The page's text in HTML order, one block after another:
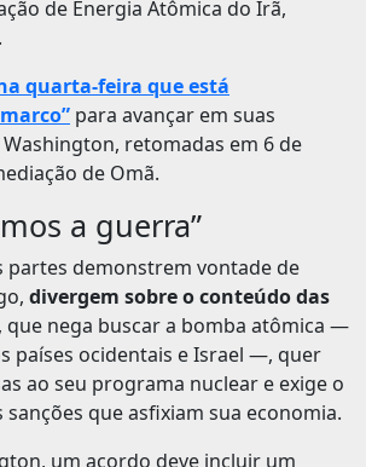
de Energia Atômica do Irã,
quarta-feira que está
para avançar em suas
retomadas em 6 de
de Omã.
a guerra”
partes demonstrem vontade de
divergem sobre o conteúdo das
que nega buscar a bomba atômica —
países ocidentais e Israel —, quer
ao seu programa nuclear e exige o
que asfixiam sua economia.
um acordo deve incluir um